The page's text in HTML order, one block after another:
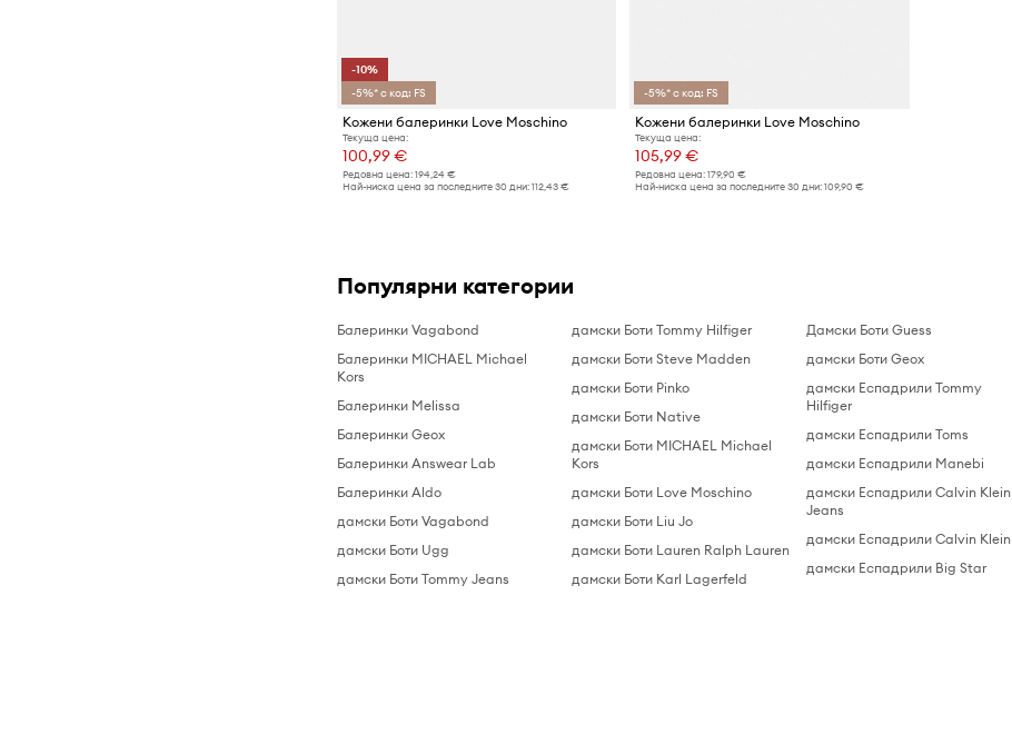
-10%
-5%* с код: FS
Кожени балеринки Love Moschino
Текуща цена:
100,99 €
Редовна цена: 194,24 €
Най-ниска цена за последните 30 дни: 112,43 €
-5%* с код: FS
Кожени балеринки Love Moschino
Текуща цена:
105,99 €
Редовна цена: 179,90 €
Най-ниска цена за последните 30 дни: 109,90 €
Популярни категории
Балеринки Vagabond
Балеринки MICHAEL Michael
Kors
Балеринки Melissa
Балеринки Geox
Балеринки Answear Lab
Балеринки Aldo
дамски Боти Vagabond
дамски Боти Ugg
дамски Боти Tommy Jeans
дамски Боти Tommy Hilfiger
дамски Боти Steve Madden
дамски Боти Pinko
дамски Боти Native
дамски Боти MICHAEL Michael
Kors
дамски Боти Love Moschino
дамски Боти Liu Jo
дамски Боти Lauren Ralph Lauren
дамски Боти Karl Lagerfeld
Дамски Боти Guess
дамски Боти Geox
дамски Еспадрили Tommy
Hilfiger
дамски Еспадрили Toms
дамски Еспадрили Manebi
дамски Еспадрили Calvin Klein
Jeans
дамски Еспадрили Calvin Klein
дамски Еспадрили Big Star